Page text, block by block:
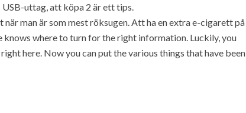
uttag, att köpa 2 är ett tips.
man är som mest röksugen. Att ha en extra e-cigarett på
where to turn for the right information. Luckily, you
here. Now you can put the various things that have been